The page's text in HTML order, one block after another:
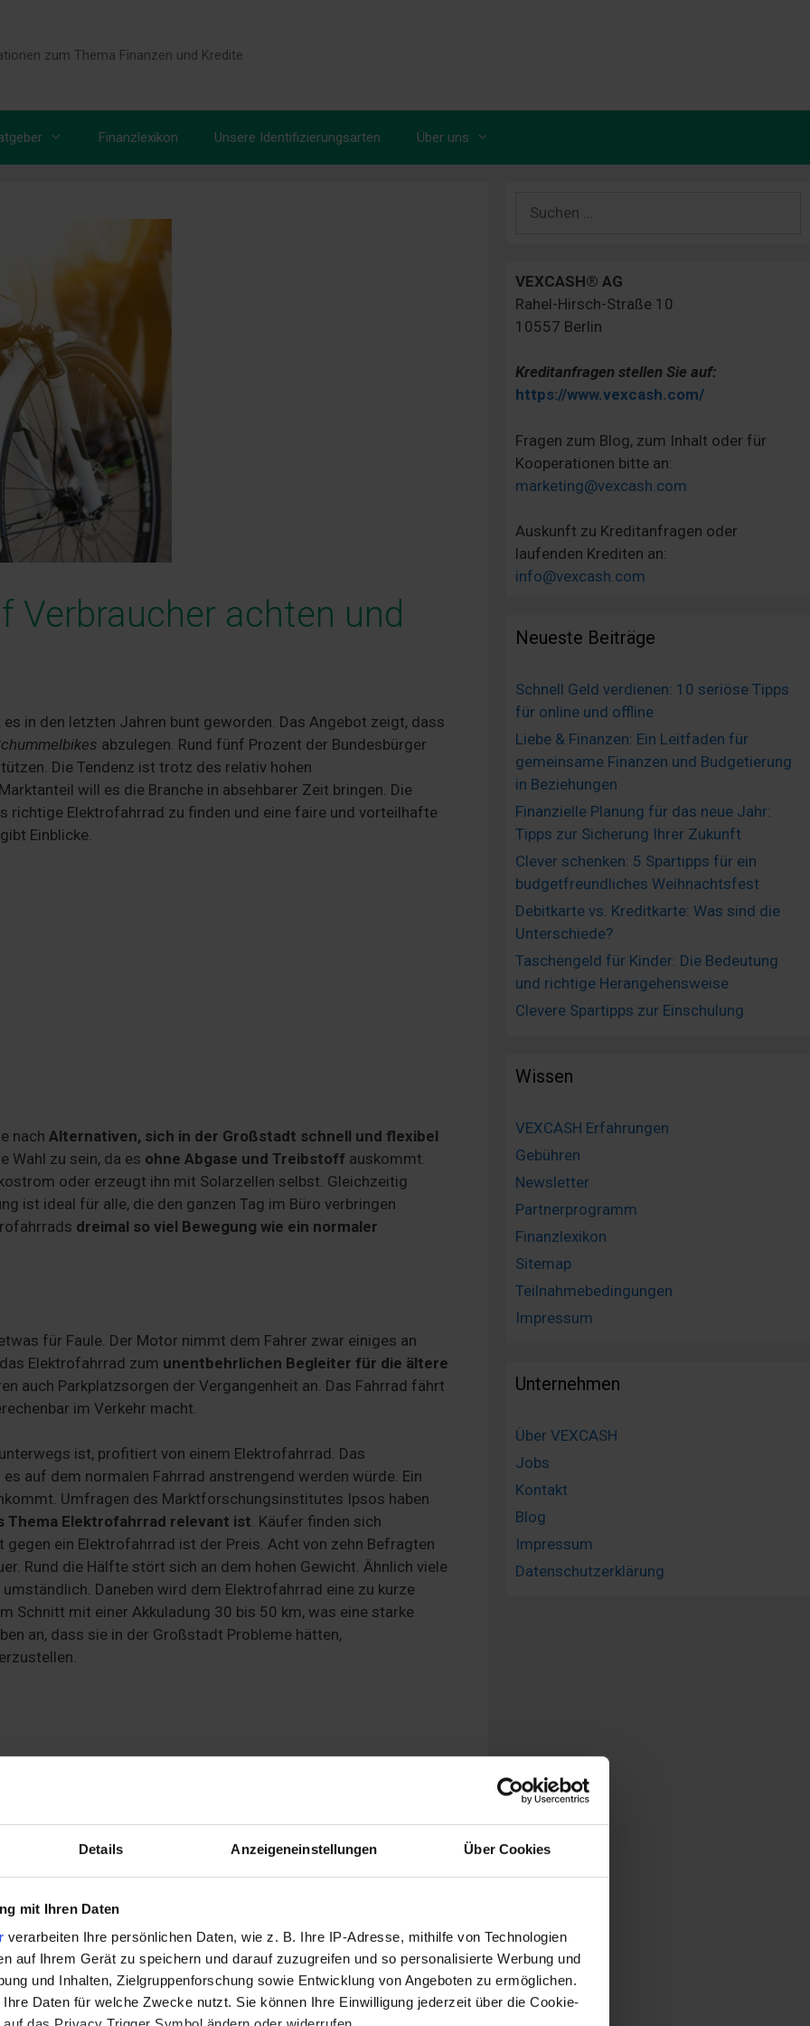
Details Anzeigeneinstellungen Über Cookies
mit Ihren Daten
verarbeiten Ihre persönlichen Daten, wie z. B. Ihre IP-Adresse, mithilfe von Technologien
auf Ihrem Gerät zu speichern und darauf zuzugreifen und so personalisierte Werbung und
und Inhalten, Zielgruppenforschung sowie Entwicklung von Angeboten zu ermöglichen.
Daten für welche Zwecke nutzt. Sie können Ihre Einwilligung jederzeit über die Cookie-
zum Thema Finanzen und Kredite
Finanzlexikon Unsere Identifizierungsarten Über uns
Verbraucher achten und
in den letzten Jahren bunt geworden. Das Angebot zeigt, dass
abzulegen. Rund fünf Prozent der Bundesbürger
Die Tendenz ist trotz des relativ hohen
will es die Branche in absehbarer Zeit bringen. Die
richtige Elektrofahrrad zu finden und eine faire und vorteilhafte
Einblicke.
nach Alternativen, sich in der Großstadt schnell und flexibel
Wahl zu sein, da es ohne Abgase und Treibstoff auskommt.
oder erzeugt ihn mit Solarzellen selbst. Gleichzeitig
ist ideal für alle, die den ganzen Tag im Büro verbringen
dreimal so viel Bewegung wie ein normaler
für Faule. Der Motor nimmt dem Fahrer zwar einiges an
Elektrofahrrad zum unentbehrlichen Begleiter für die ältere
auch Parkplatzsorgen der Vergangenheit an. Das Fahrrad fährt
im Verkehr macht.
ist, profitiert von einem Elektrofahrrad. Das
auf dem normalen Fahrrad anstrengend werden würde. Ein
Umfragen des Marktforschungsinstitutes Ipsos haben
Thema Elektrofahrrad relevant ist. Käufer finden sich
ein Elektrofahrrad ist der Preis. Acht von zehn Befragten
Rund die Hälfte stört sich an dem hohen Gewicht. Ähnlich viele
umständlich. Daneben wird dem Elektrofahrrad eine zu kurze
Schnitt mit einer Akkuladung 30 bis 50 km, was eine starke
an, dass sie in der Großstadt Probleme hätten,
Problem
möglich
Einschränkungen
nach:
VEXCASH® AG
Rahel-Hirsch-Straße 10
10557 Berlin
Kreditanfragen stellen Sie auf:
https://www.vexcash.com/
Fragen zum Blog, zum Inhalt oder für
Kooperationen bitte an:
marketing@vexcash.com
Auskunft zu Kreditanfragen oder
laufenden Krediten an:
info@vexcash.com
Neueste Beiträge
Schnell Geld verdienen: 10 seriöse Tipps
für online und offline
Liebe & Finanzen: Ein Leitfaden für
gemeinsame Finanzen und Budgetierung
in Beziehungen
Finanzielle Planung für das neue Jahr:
Tipps zur Sicherung Ihrer Zukunft
Clever schenken: 5 Spartipps für ein
budgetfreundliches Weihnachtsfest
Debitkarte vs. Kreditkarte: Was sind die
Unterschiede?
Taschengeld für Kinder: Die Bedeutung
und richtige Herangehensweise
Clevere Spartipps zur Einschulung
Wissen
VEXCASH Erfahrungen
Gebühren
Newsletter
Partnerprogramm
Finanzlexikon
Sitemap
Teilnahmebedingungen
Impressum
Unternehmen
Über VEXCASH
Jobs
Kontakt
Blog
Impressum
Datenschutzerklärung